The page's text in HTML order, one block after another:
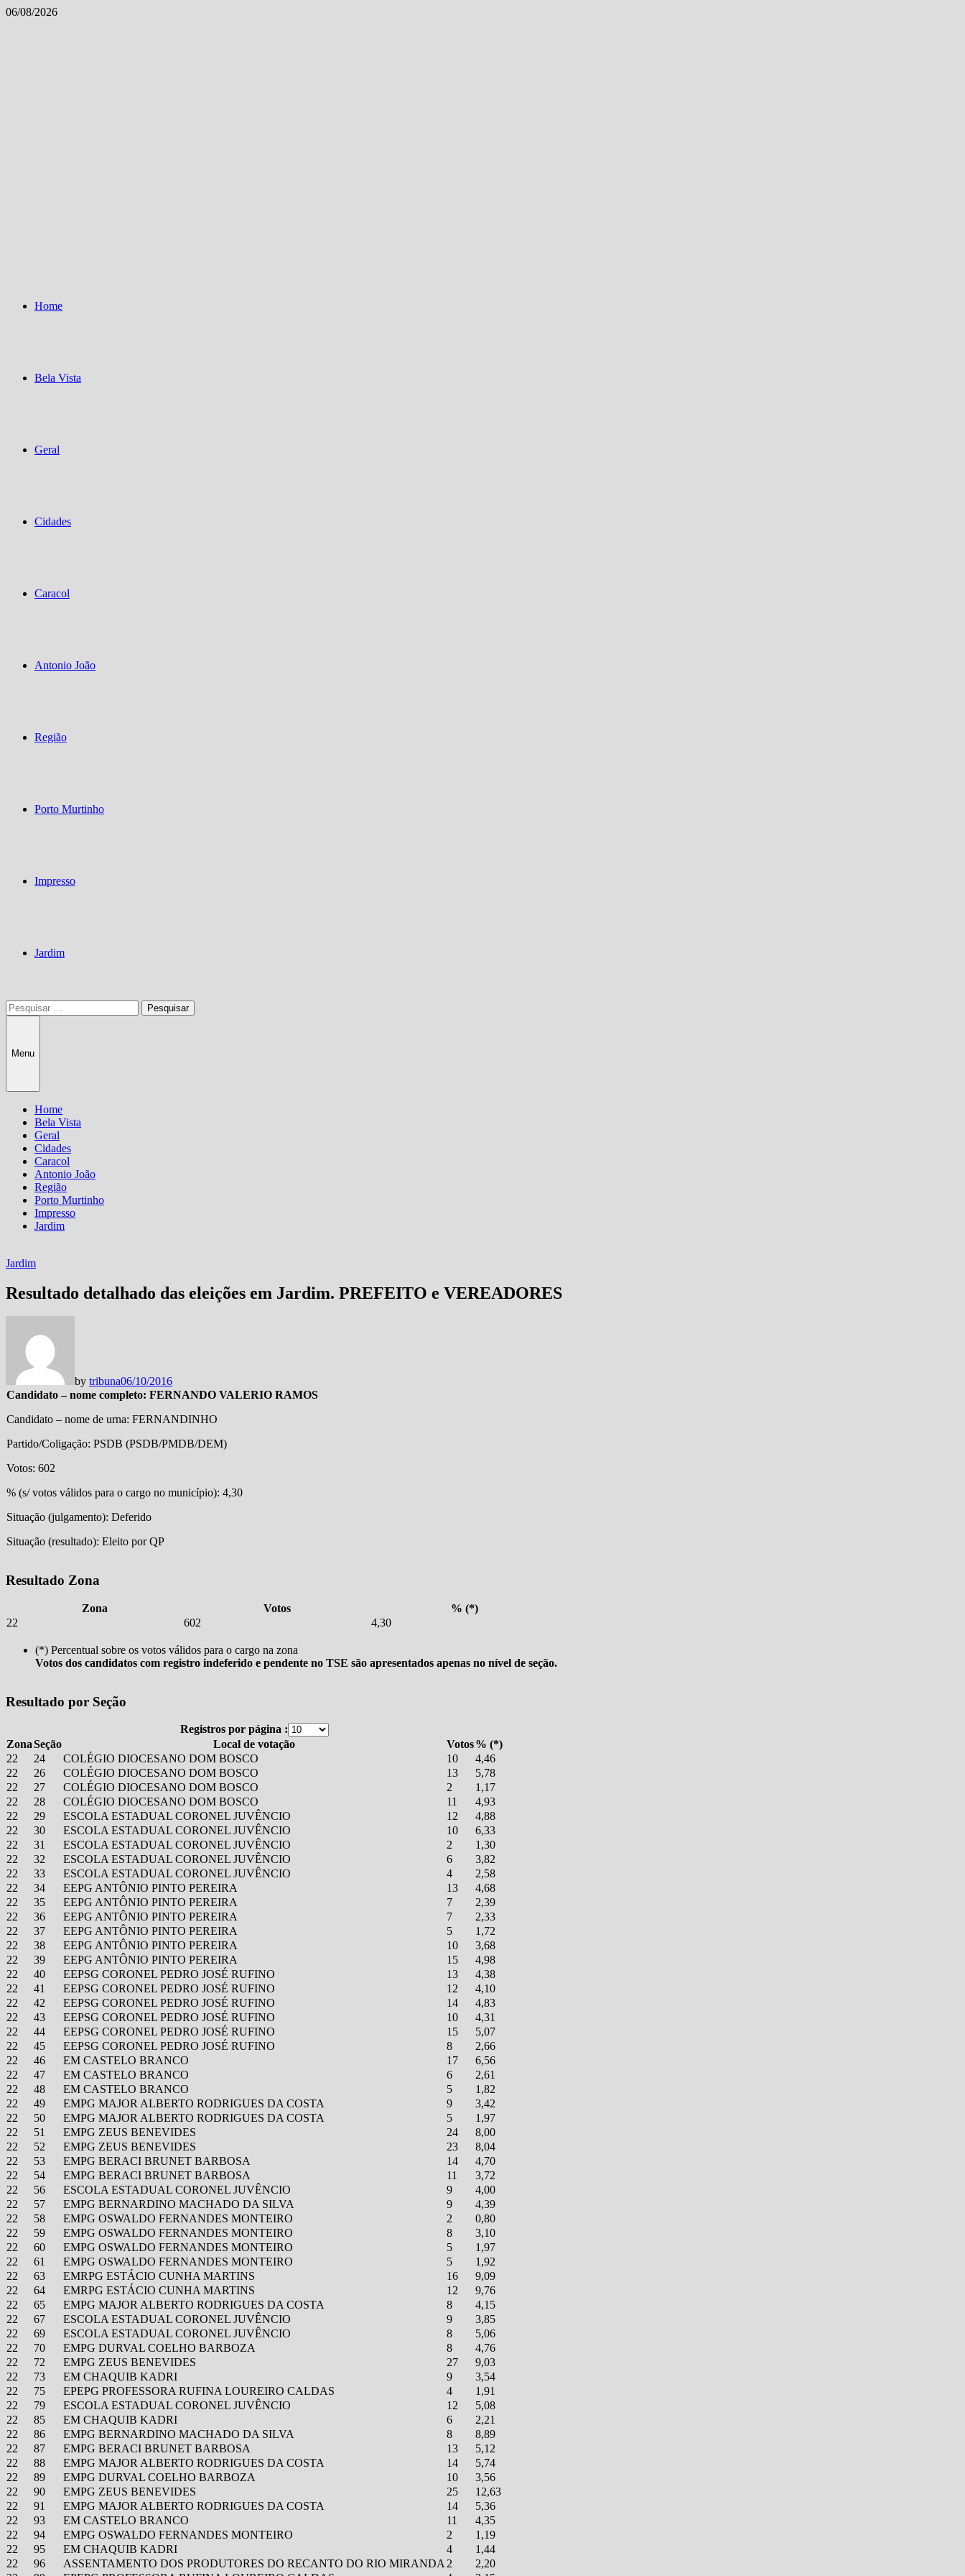
Skip
06/08/2026
Home
Bela Vista
Geral
Cidades
Caracol
Antonio João
Região
Porto Murtinho
Impresso
Jardim
Pesquisar
por:
Menu
Home
Bela Vista
Geral
Cidades
Caracol
Antonio João
Região
Porto Murtinho
Impresso
Jardim
Jardim
Resultado detalhado das eleições em Jardim. PREFEITO e VEREADORES
by tribuna06/10/2016
Candidato – nome completo: FERNANDO VALERIO RAMOS
Candidato – nome de urna: FERNANDINHO
Partido/Coligação: PSDB (PSDB/PMDB/DEM)
Votos: 602
% (s/ votos válidos para o cargo no município): 4,30
Situação (julgamento): Deferido
Situação (resultado): Eleito por QP
Resultado Zona
Zona Votos
% (*)
22
602 4,30
(*) Percentual sobre os votos válidos para o cargo na zona
Votos dos candidatos com registro indeferido e pendente no TSE são apresentados apenas no nível de seção.
Resultado por Seção
Registros por página :
ZonaSeção Local de votação Votos% (*)
22
24 COLÉGIO DIOCESANO DOM BOSCO 10
4,46
22
26 COLÉGIO DIOCESANO DOM BOSCO 13
5,78
22
27 COLÉGIO DIOCESANO DOM BOSCO 2
1,17
22
28 COLÉGIO DIOCESANO DOM BOSCO 11
4,93
22
29 ESCOLA ESTADUAL CORONEL JUVÊNCIO 12
4,88
22
30 ESCOLA ESTADUAL CORONEL JUVÊNCIO 10
6,33
22
31 ESCOLA ESTADUAL CORONEL JUVÊNCIO 2
1,30
22
32 ESCOLA ESTADUAL CORONEL JUVÊNCIO 6
3,82
22
33 ESCOLA ESTADUAL CORONEL JUVÊNCIO 4
2,58
22
34 EEPG ANTÔNIO PINTO PEREIRA 13
4,68
22
35 EEPG ANTÔNIO PINTO PEREIRA 7
2,39
22
36 EEPG ANTÔNIO PINTO PEREIRA 7
2,33
22
37 EEPG ANTÔNIO PINTO PEREIRA 5
1,72
22
38 EEPG ANTÔNIO PINTO PEREIRA 10
3,68
22
39 EEPG ANTÔNIO PINTO PEREIRA 15
4,98
22
40 EEPSG CORONEL PEDRO JOSÉ RUFINO 13
4,38
22
41 EEPSG CORONEL PEDRO JOSÉ RUFINO 12
4,10
22
42 EEPSG CORONEL PEDRO JOSÉ RUFINO 14
4,83
22
43 EEPSG CORONEL PEDRO JOSÉ RUFINO 10
4,31
22
44 EEPSG CORONEL PEDRO JOSÉ RUFINO 15
5,07
22
45 EEPSG CORONEL PEDRO JOSÉ RUFINO 8
2,66
22
46 EM CASTELO BRANCO 17
6,56
22
47 EM CASTELO BRANCO 6
2,61
22
48 EM CASTELO BRANCO 5
1,82
22
49 EMPG MAJOR ALBERTO RODRIGUES DA COSTA 9
3,42
22
50 EMPG MAJOR ALBERTO RODRIGUES DA COSTA 5
1,97
22
51 EMPG ZEUS BENEVIDES 24
8,00
22
52 EMPG ZEUS BENEVIDES 23
8,04
22
53 EMPG BERACI BRUNET BARBOSA 14
4,70
22
54 EMPG BERACI BRUNET BARBOSA 11
3,72
22
56 ESCOLA ESTADUAL CORONEL JUVÊNCIO 9
4,00
22
57 EMPG BERNARDINO MACHADO DA SILVA 9
4,39
22
58 EMPG OSWALDO FERNANDES MONTEIRO 2
0,80
22
59 EMPG OSWALDO FERNANDES MONTEIRO 8
3,10
22
60 EMPG OSWALDO FERNANDES MONTEIRO 5
1,97
22
61 EMPG OSWALDO FERNANDES MONTEIRO 5
1,92
22
63 EMRPG ESTÁCIO CUNHA MARTINS 16
9,09
22
64 EMRPG ESTÁCIO CUNHA MARTINS 12
9,76
22
65 EMPG MAJOR ALBERTO RODRIGUES DA COSTA 8
4,15
22
67 ESCOLA ESTADUAL CORONEL JUVÊNCIO 9
3,85
22
69 ESCOLA ESTADUAL CORONEL JUVÊNCIO 8
5,06
22
70 EMPG DURVAL COELHO BARBOZA 8
4,76
22
72 EMPG ZEUS BENEVIDES 27
9,03
22
73 EM CHAQUIB KADRI 9
3,54
22
75 EPEPG PROFESSORA RUFINA LOUREIRO CALDAS 4
1,91
22
79 ESCOLA ESTADUAL CORONEL JUVÊNCIO 12
5,08
22
85 EM CHAQUIB KADRI 6
2,21
22
86 EMPG BERNARDINO MACHADO DA SILVA 8
8,89
22
87 EMPG BERACI BRUNET BARBOSA 13
5,12
22
88 EMPG MAJOR ALBERTO RODRIGUES DA COSTA 14
5,74
22
89 EMPG DURVAL COELHO BARBOZA 10
3,56
22
90 EMPG ZEUS BENEVIDES 25
12,63
22
91 EMPG MAJOR ALBERTO RODRIGUES DA COSTA 14
5,36
22
93 EM CASTELO BRANCO 11
4,35
22
94 EMPG OSWALDO FERNANDES MONTEIRO 2
1,19
22
95 EM CHAQUIB KADRI 4
1,44
22
96 ASSENTAMENTO DOS PRODUTORES DO RECANTO DO RIO MIRANDA 2
2,20